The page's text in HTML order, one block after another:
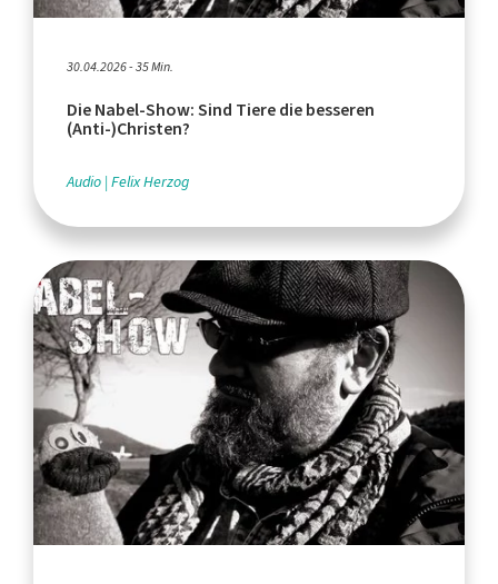
30.04.2026 - 35 Min.
Die Nabel-Show: Sind Tiere die besseren
(Anti-)Christen?
Audio Felix Herzog